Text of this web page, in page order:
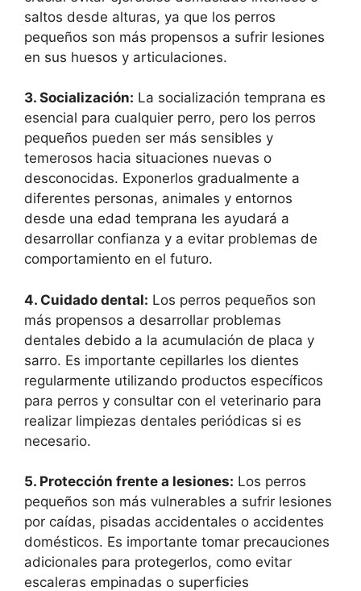
saltos desde alturas, ya que los perros
pequeños son más propensos a sufrir lesiones
en sus huesos y articulaciones.
3. Socialización: La socialización temprana es
esencial para cualquier perro, pero los perros
pequeños pueden ser más sensibles y
temerosos hacia situaciones nuevas o
desconocidas. Exponerlos gradualmente a
diferentes personas, animales y entornos
desde una edad temprana les ayudará a
desarrollar confianza y a evitar problemas de
comportamiento en el futuro.
4. Cuidado dental: Los perros pequeños son
más propensos a desarrollar problemas
dentales debido a la acumulación de placa y
sarro. Es importante cepillarles los dientes
regularmente utilizando productos específicos
para perros y consultar con el veterinario para
realizar limpiezas dentales periódicas si es
necesario.
5. Protección frente a lesiones: Los perros
pequeños son más vulnerables a sufrir lesiones
por caídas, pisadas accidentales o accidentes
domésticos. Es importante tomar precauciones
adicionales para protegerlos, como evitar
escaleras empinadas o superficies